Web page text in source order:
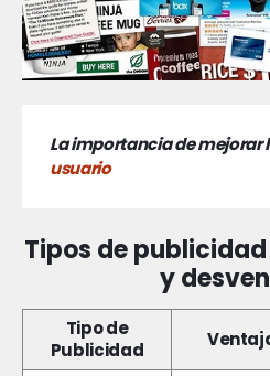
La importancia de mejorar
usuario
Tipos de
y
Tipo de
Publicidad